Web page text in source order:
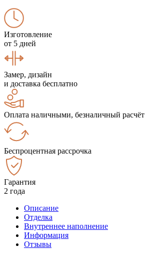
Изготовление
от 5 дней
Замер, дизайн
и доставка бесплатно
Оплата наличными, безналичный расчёт
Беспроцентная рассрочка
Гарантия
2 года
Описание
Отделка
Внутреннее наполнение
Информация
Отзывы